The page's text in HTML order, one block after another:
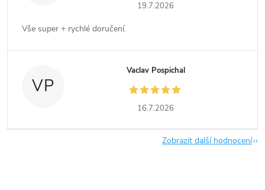
19.7.2026
Vše super + rychlé doručení.
VP
Vaclav Pospichal
16.7.2026
Zobrazit další hodnocení